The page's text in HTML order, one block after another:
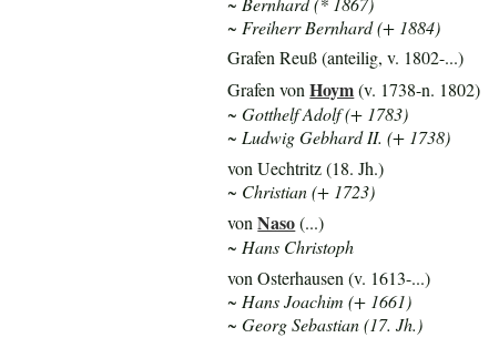
~ Freiherr Bernhard (+ 1884)
Grafen Reuß (anteilig, v. 1802-...)
Grafen vonHoym(v. 1738-n. 1802)
~ Gotthelf Adolf (+ 1783)
~ Ludwig Gebhard II. (+ 1738)
von Uechtritz (18. Jh.)
~ Christian (+ 1723)
vonNaso(...)
~ Hans Christoph
von Osterhausen (v. 1613-...)
~ Hans Joachim (+ 1661)
~ Georg Sebastian (17. Jh.)